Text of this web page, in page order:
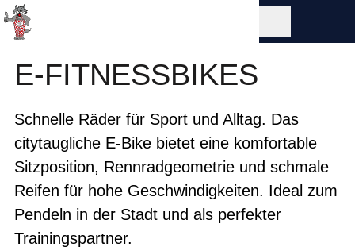
E-FITNESSBIKES
Schnelle Räder für Sport und Alltag. Das
citytaugliche E-Bike bietet eine komfortable
Sitzposition, Rennradgeometrie und schmale
Reifen für hohe Geschwindigkeiten. Ideal zum
Pendeln in der Stadt und als perfekter
Trainingspartner.